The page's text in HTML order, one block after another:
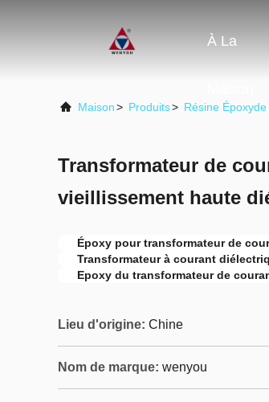
À La
Maison> Produits> Résine
Transformateur de
vieillissement haute
Époxy pour transformateur de
Transformateur à courant
Epoxy du transformateur de
Lieu d'origine: Chine
Nom de marque: wenyou